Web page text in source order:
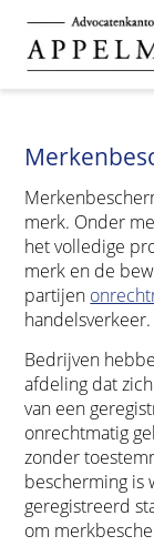
merk. Onder
het volledige
merk en de
partijen
handelsverkeer.
Bedrijven
afdeling dat
van een
onrechtmatig
zonder
bescherming is
geregistreerd
om